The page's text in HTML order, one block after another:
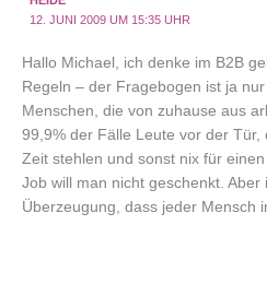
12. JUNI 2009 UM 15:35 UHR
Hallo Michael, ich denke im B2B
Regeln – der Fragebogen ist ja
Menschen, die von zuhause aus
99,9% der Fälle Leute vor der Tür,
Zeit stehlen und sonst nix für
Job will man nicht geschenkt. Aber
Überzeugung, dass jeder Mensch